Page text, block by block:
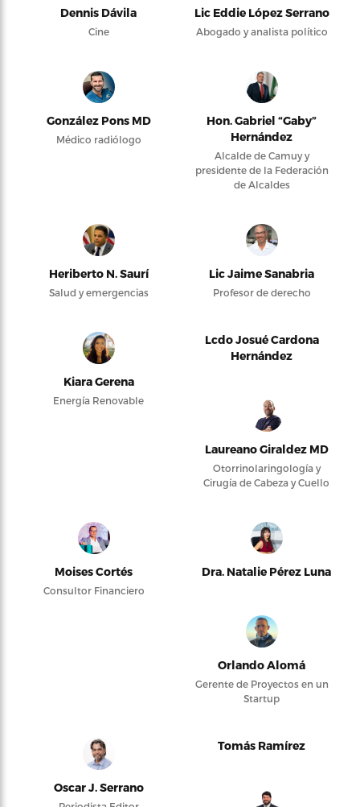
Dennis Dávila
Cine
Lic Eddie López Serrano
Abogado y analista político
González Pons MD
Médico radiólogo
Hon. Gabriel “Gaby”
Hernández
Alcalde de Camuy y
presidente de la Federación
de Alcaldes
Heriberto N. Saurí
Salud y emergencias
Lic Jaime Sanabria
Profesor de derecho
Kiara Gerena
Energía Renovable
Lcdo Josué Cardona
Hernández
Laureano Giraldez MD
Otorrinolaringología y
Cirugía de Cabeza y Cuello
Moises Cortés
Consultor Financiero
Dra. Natalie Pérez Luna
Orlando Alomá
Gerente de Proyectos en un
Startup
Oscar J. Serrano
Tomás Ramírez